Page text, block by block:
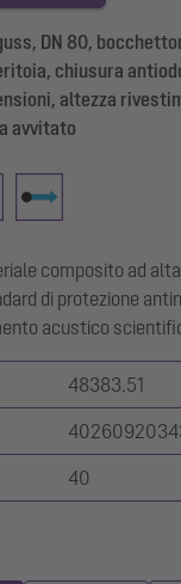
DN 80,
chiusura
altezza
avvitato
composito ad
di protezione
acustico
48383.51
40